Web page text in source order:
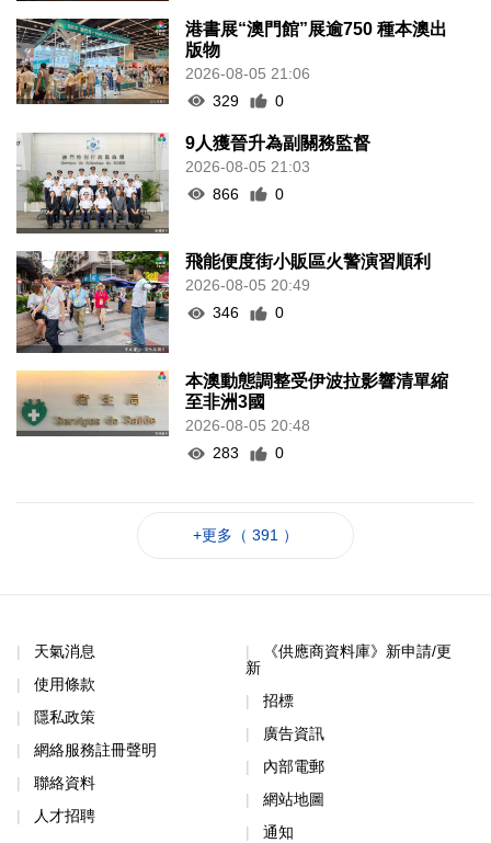
港書展“澳門館”展逾750 種本澳出
版物
2026-08-05 21:06
329
0
9人獲晉升為副關務監督
2026-08-05 21:03
866
0
飛能便度街小販區火警演習順利
2026-08-05 20:49
346
0
本澳動態調整受伊波拉影響清單縮
至非洲3國
2026-08-05 20:48
283
0
+更多（ 391 ）
天氣消息
使用條款
隱私政策
網絡服務註冊聲明
聯絡資料
人才招聘
《供應商資料庫》新申請/更
新
招標
廣告資訊
內部電郵
網站地圖
通知